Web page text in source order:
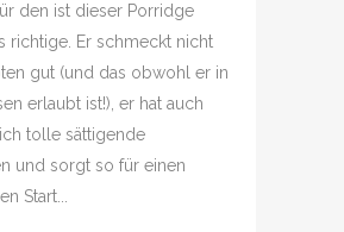
den ist dieser Porridge
richtige. Er schmeckt nicht
gut (und das obwohl er in
erlaubt ist!), er hat auch
tolle sättigende
und sorgt so für einen
Start...